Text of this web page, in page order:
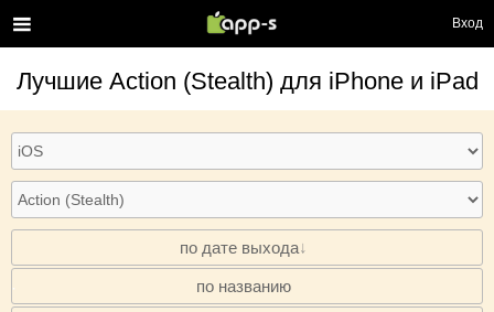
Вход
Лучшие Action (Stealth) для iPhone и iPad
по дате выхода
· по названию